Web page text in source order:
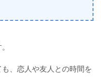
、恋人や友人との時間を